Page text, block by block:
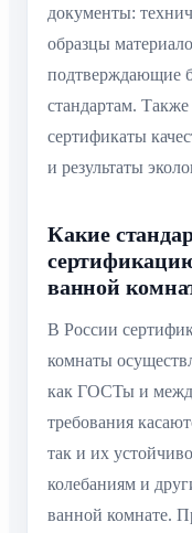
документы:
образцы
подтверждающие
стандартам.
сертификаты
и результаты
Какие
ванной
В России
комнаты
как ГОСТы и
требования
так и их
колебаниям и
ванной комнате.